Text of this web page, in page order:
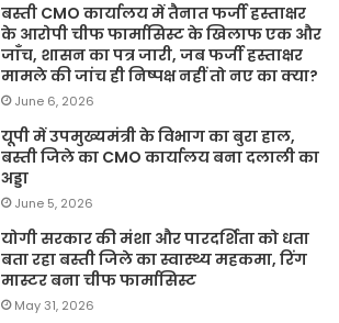
बस्ती CMO कार्यालय में तैनात फर्जी हस्ताक्षर
के आरोपी चीफ फार्मासिस्ट के खिलाफ एक और
जाँच, शासन का पत्र जारी, जब फर्जी हस्ताक्षर
मामले की जांच ही निष्पक्ष नहीं तो नए का क्या?
June 6, 2026
यूपी में उपमुख्यमंत्री के विभाग का बुरा हाल,
बस्ती जिले का CMO कार्यालय बना दलाली का
अड्डा
June 5, 2026
योगी सरकार की मंशा और पारदर्शिता को धता
बता रहा बस्ती जिले का स्वास्थ्य महकमा, रिंग
मास्टर बना चीफ फार्मासिस्ट
May 31, 2026